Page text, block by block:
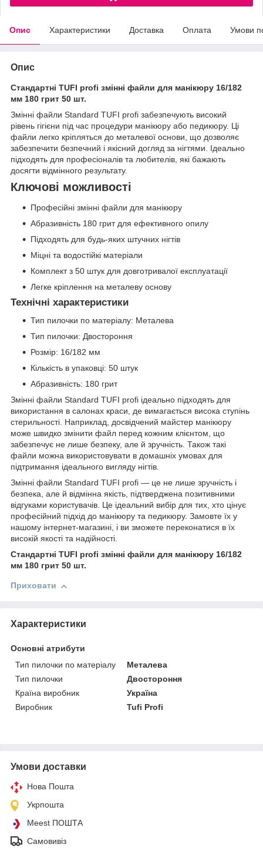
Опис Характеристики Доставка Оплата Умови
Опис
Стандартні TUFI profi змінні файли для манікюру 16/182
мм 180 грит 50 шт.
Змінні файли Standard TUFI profi забезпечують високий
рівень гігієни під час процедури манікюру або педикюру. Ці
файли легко кріпляться до металевої основи, що дозволяє
забезпечити безпечний і якісний догляд за нігтями. Ідеально
підходять для професіоналів та любителів, які бажають
досягти відмінного результату.
Ключові можливості
Професійні змінні файли для манікюру
Абразивність 180 грит для ефективного опилу
Підходять для будь-яких штучних нігтів
Міцні та водостійкі матеріали
Комплект з 50 штук для довготривалої експлуатації
Легке кріплення на металеву основу
Технічні характеристики
Тип пилочки по матеріалу: Металева
Тип пилочки: Двостороння
Розмір: 16/182 мм
Кількість в упаковці: 50 штук
Абразивність: 180 грит
Змінні файли Standard TUFI profi ідеально підходять для
використання в салонах краси, де вимагається висока ступінь
стерильності. Наприклад, досвідчений майстер манікюру
може швидко змінити файл перед кожним клієнтом, що
забезпечує не лише безпеку, але й зручність. Також такі
файли можна використовувати в домашніх умовах для
підтримання ідеального вигляду нігтів.
Змінні файли Standard TUFI profi — це не лише зручність і
безпека, але й відмінна якість, підтверджена позитивними
відгуками користувачів. Це ідеальний вибір для тих, хто цінує
професійний підхід до манікюру та педикюру. Замовте їх у
нашому інтернет-магазині, і ви зможете переконатися в їх
високій якості та надійності.
Стандартні TUFI profi змінні файли для манікюру 16/182
мм 180 грит 50 шт.
Приховати
Характеристики
Основні атрибути
Тип пилочки по матеріалу
Металева
Тип пилочки
Двостороння
Країна виробник
Україна
Виробник
Tufi Profi
Умови доставки
Нова Пошта
Укрпошта
Meest ПОШТА
Самовивіз